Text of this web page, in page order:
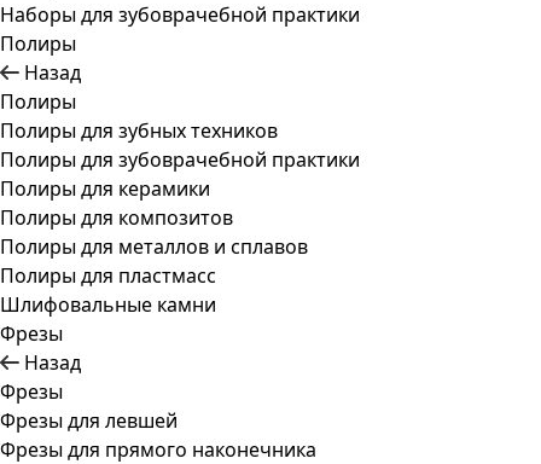
Наборы для зубоврачебной практики
Полиры
Назад
Полиры
Полиры для зубных техников
Полиры для зубоврачебной практики
Полиры для керамики
Полиры для композитов
Полиры для металлов и сплавов
Полиры для пластмасс
Шлифовальные камни
Фрезы
Назад
Фрезы
Фрезы для левшей
Фрезы для прямого наконечника